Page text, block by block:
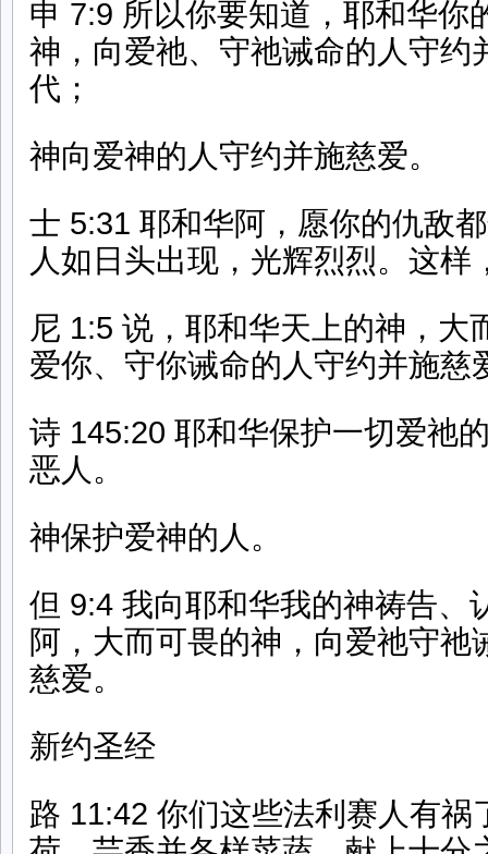
申 7:9 所以你要知道，耶和华你
神，向爱祂、守祂诫命的人守约
代；
神向爱神的人守约并施慈爱。
士 5:31 耶和华阿，愿你的仇敌
人如日头出现，光辉烈烈。这样
尼 1:5 说，耶和华天上的神，大
爱你、守你诫命的人守约并施慈
诗 145:20 耶和华保护一切爱祂
恶人。
神保护爱神的人。
但 9:4 我向耶和华我的神祷告、
阿，大而可畏的神，向爱祂守祂
慈爱。
新约圣经
路 11:42 你们这些法利赛人有祸